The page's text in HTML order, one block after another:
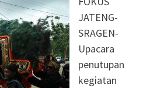
JATENG-
SRAGEN-
Upacara
penutupan
kegiatan